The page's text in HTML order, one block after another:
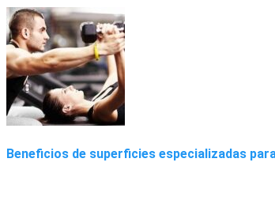
Beneficios de superficies especializadas